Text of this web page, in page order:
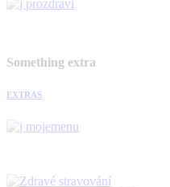
Something extra
EXTRAS